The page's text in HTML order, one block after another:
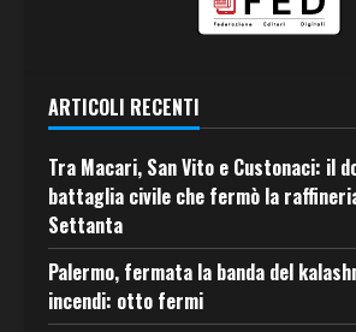
ARTICOLI RECENTI
Tra Macari, San Vito e Custonaci: il
battaglia civile che fermò la
Settanta
Palermo, fermata la banda del
incendi: otto fermi